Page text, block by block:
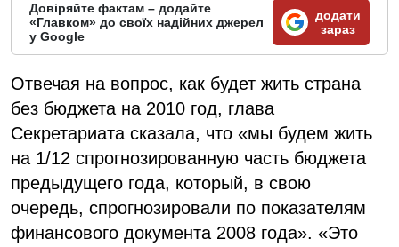
Довіряйте фактам – додайте
«Главком» до своїх надійних джерел
у Google
додати
зараз
Отвечая на вопрос, как будет жить страна
без бюджета на 2010 год, глава
Секретариата сказала, что «мы будем жить
на 1/12 спрогнозированную часть бюджета
предыдущего года, который, в свою
очередь, спрогнозировали по показателям
финансового документа 2008 года». «Это